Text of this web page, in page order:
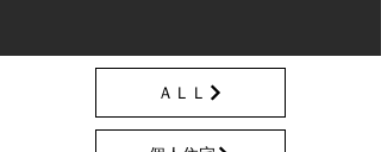
ＡＬＬ